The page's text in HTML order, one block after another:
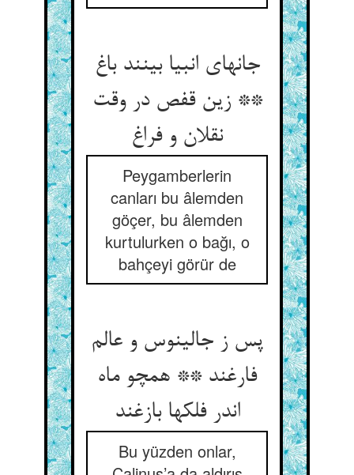
جانهای انبیا بینند باغ
** زین قفص در وقت
نقلان و فراغ
Peygamberlerin
canları bu âlemden
göçer, bu âlemden
kurtulurken o bağı, o
bahçeyi görür de
پس ز جالینوس و عالم
فارغند ** همچو ماه
اندر فلکها بازغند
Bu yüzden onlar,